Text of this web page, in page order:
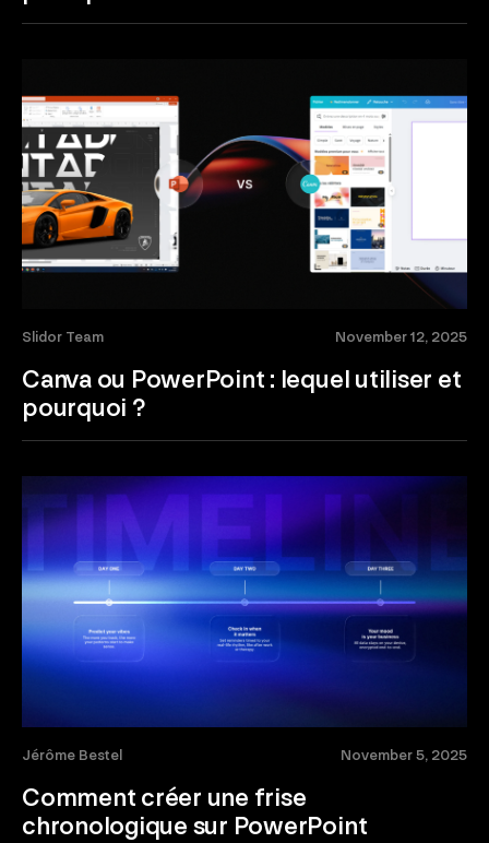
Slidor Team November 12, 2025
Canva ou PowerPoint : lequel utiliser et
pourquoi ?
Jérôme Bestel November 5, 2025
Comment créer une frise
chronologique sur PowerPoint